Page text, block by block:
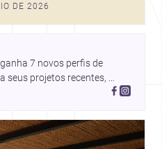
para profissionais que
cidade, construção e
DE 2026
7 novos perfis de
seus projetos recentes,
e descubra talentos que